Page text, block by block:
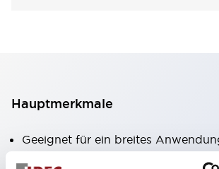
Hauptmerkmale
Geeignet für ein breites
von der Konsumelektronik bis zum